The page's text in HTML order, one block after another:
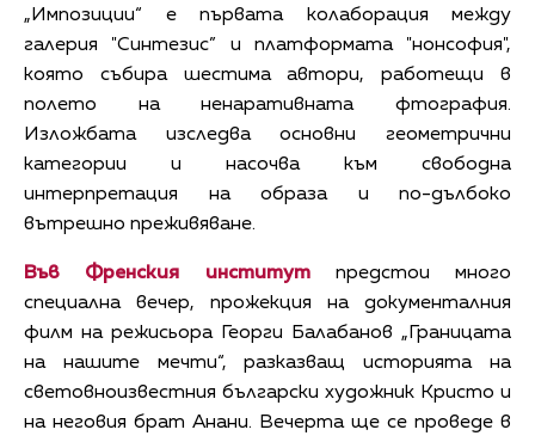
„Импозиции“ е първата колаборация между
галерия "Синтезис” и платформата "нонсофия",
която събира шестима автори, работещи в
полето на ненаративната фтография.
Изложбата изследва основни геометрични
категории и насочва към свободна
интерпретация на образа и по-дълбоко
вътрешно преживяване.
Във Френския институтпредстои много
специална вечер, прожекция на документалния
филм на режисьора Георги Балабанов „Границата
на нашите мечти“, разказващ историята на
световноизвестния български художник Кристо и
на неговия брат Анани. Вечерта ще се проведе в